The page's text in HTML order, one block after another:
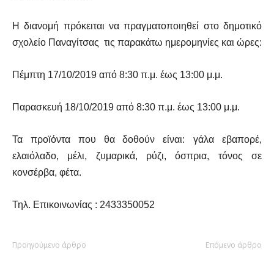
Η διανομή πρόκειται να πραγματοποιηθεί στο δημοτικό
σχολείο Παναγίτσας τις παρακάτω ημερομηνίες και ώρες:
Πέμπτη 17/10/2019 από 8:30 π.μ. έως 13:00 μ.μ.
Παρασκευή 18/10/2019 από 8:30 π.μ. έως 13:00 μ.μ.
Τα προϊόντα που θα δοθούν είναι:
γάλα εβαπορέ,
ελαιόλαδο, μέλι, ζυμαρικά, ρύζι, όσπρια, τόνος σε
κονσέρβα, φέτα.
Τηλ. Επικοινωνίας : 2433350052
Προηγούμενο άρθρο Επόμενο άρθρο